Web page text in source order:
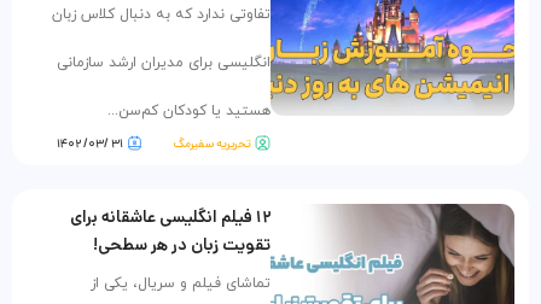
تفاوتی ندارد که به دنبال کلاس زبان
انگلیسی برای مدیران ارشد سازمانی
هستید یا کودکان کم‌سن‌...
تحریریه سفیرمگ ۳۱ /۰۳/ ۱۴۰۲
۱۲ فیلم انگلیسی عاشقانه برای
تقویت زبان در هر سطحی!
تماشای فیلم و سریال، یکی از